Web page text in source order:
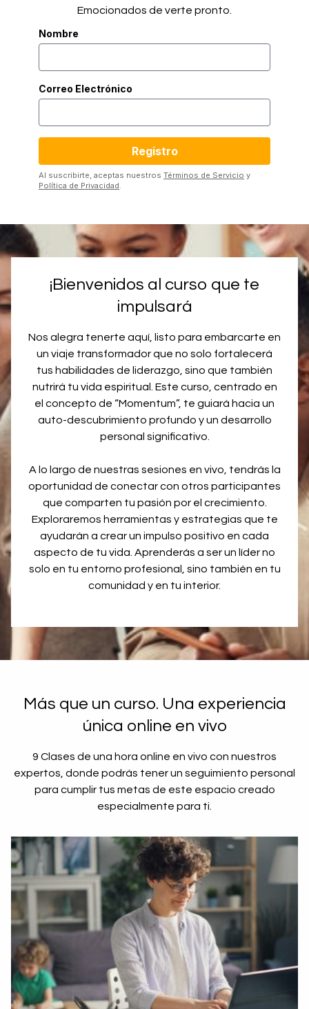
Emocionados de verte pronto.
Nombre
Correo Electrónico
Al suscribirte, aceptas nuestros Términos de Servicio y
Política de Privacidad.
¡Bienvenidos al curso que te
impulsará
Nos alegra tenerte aquí, listo para embarcarte en
un viaje transformador que no solo fortalecerá
tus habilidades de liderazgo, sino que también
nutrirá tu vida espiritual. Este curso, centrado en
el concepto de “Momentum”, te guiará hacia un
auto-descubrimiento profundo y un desarrollo
personal significativo.
A lo largo de nuestras sesiones en vivo, tendrás la
oportunidad de conectar con otros participantes
que comparten tu pasión por el crecimiento.
Exploraremos herramientas y estrategias que te
ayudarán a crear un impulso positivo en cada
aspecto de tu vida. Aprenderás a ser un líder no
solo en tu entorno profesional, sino también en tu
comunidad y en tu interior.
Más que un curso. Una experiencia
única online en vivo
9 Clases de una hora online en vivo con nuestros
expertos, donde podrás tener un seguimiento personal
para cumplir tus metas de este espacio creado
especialmente para ti.